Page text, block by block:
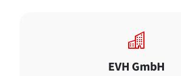
EVH GmbH